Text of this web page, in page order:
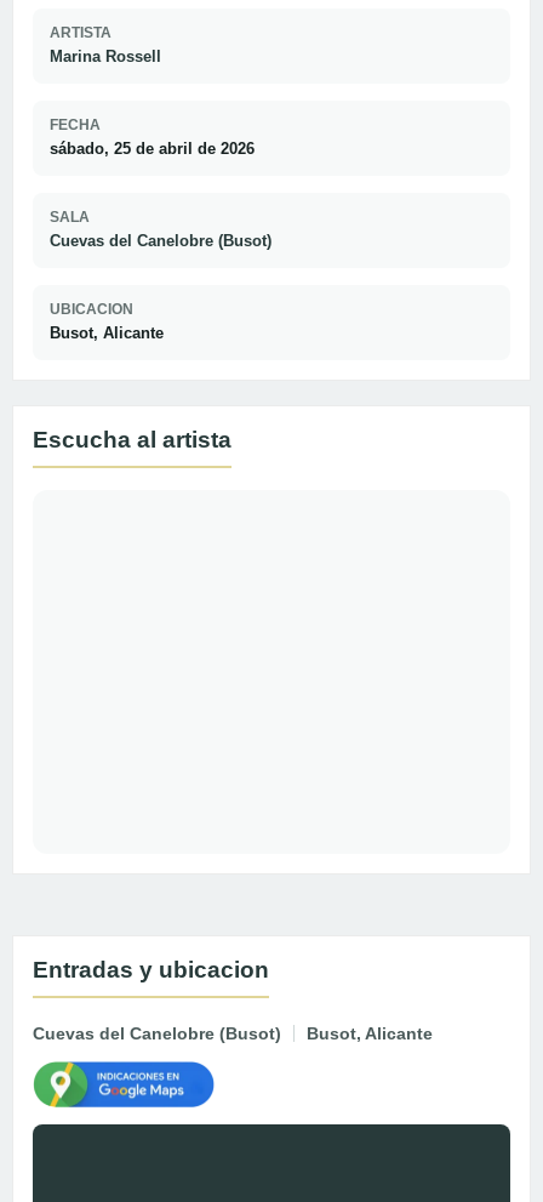
ARTISTA
Marina Rossell
FECHA
sábado, 25 de abril de 2026
SALA
Cuevas del Canelobre (Busot)
UBICACION
Busot, Alicante
Escucha al artista
Entradas y ubicacion
Cuevas del Canelobre (Busot) Busot, Alicante